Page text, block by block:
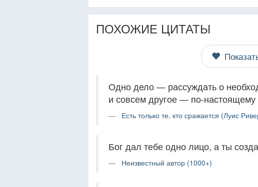
ПОХОЖИЕ ЦИТАТЫ
Одно дело — рассуждать о
и совсем другое — по-настоящему
Есть только те, кто сражается (Луис
Бог дал тебе одно лицо, а ты
Неизвестный автор (1000+)